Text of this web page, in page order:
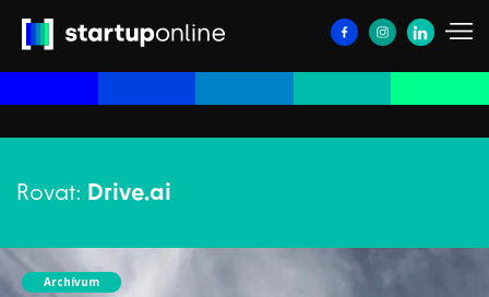
Rovat: Drive.ai
Archívum